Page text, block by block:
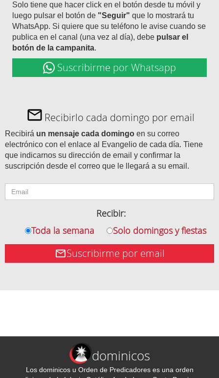
Solo tiene que hacer click en el botón desde tu móvil y
luego pulsar el botón de "Seguir" que lo mostrará tu
WhatsApp. Si quiere que su teléfono le avise cuando se
publica en el canal (una vez al día), debe pulsar el
botón de la campanita.
Suscribirme por Whatsapp
Recibirlo cada domingo por email
Recibirá un mensaje cada domingo en su correo
electrónico con el enlace al Evangelio de cada día. Tiene
que indicarnos su dirección de email y confirmar la
suscripción desde el correo que le llegará a su email.
Recibir:
Toda la semana
Solo domingos y fiestas
Suscribirme por email
dominicos
Los dominicos u Orden de Predicadores es una orden